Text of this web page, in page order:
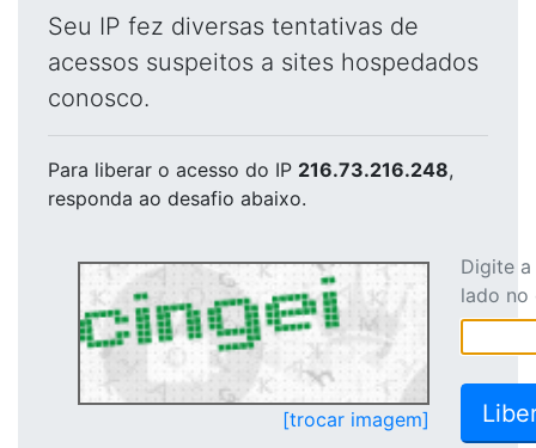
Seu IP fez diversas tentativas de
acessos suspeitos a sites hospedados
conosco.
Para liberar o acesso do IP 216.73.216.248,
responda ao desafio abaixo.
[trocar imagem]
Digite
lado no